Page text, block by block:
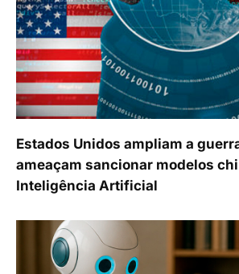
Estados Unidos ampliam a
ameaçam sancionar modelos
Inteligência Artificial